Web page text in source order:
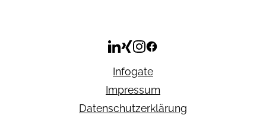
Infogate
Impressum
Datenschutzerklärung